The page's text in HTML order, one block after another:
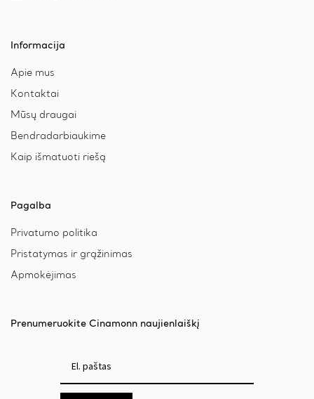
Informacija
Apie mus
Kontaktai
Mūsų draugai
Bendradarbiaukime
Kaip išmatuoti riešą
Pagalba
Privatumo politika
Pristatymas ir grąžinimas
Apmokėjimas
Prenumeruokite Cinamonn naujienlaiškį